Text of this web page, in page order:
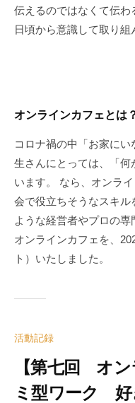
伝えるのではなくて伝わ
日頃から意識して取り組
オンラインカフェとは
コロナ禍の中「お家に
生さんにとっては、「
います。 なら、オンラ
会で役立ちそうなスキ
ような経営者やプロの専
オンラインカフェを、
ト）いたしました。
活動記録
【第七回 オ
ミ型ワーク 好